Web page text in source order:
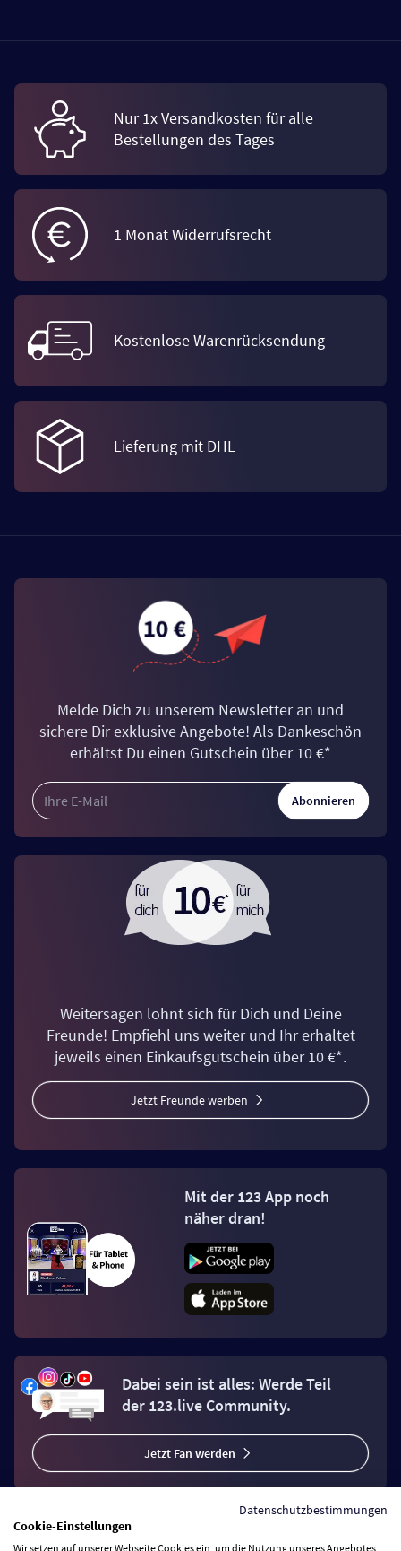
Nur 1x Versandkosten für alle
Bestellungen des Tages
1 Monat Widerrufsrecht
Kostenlose Warenrücksendung
Lieferung mit DHL
Melde Dich zu unserem Newsletter an und
sichere Dir exklusive Angebote! Als Dankeschön
erhältst Du einen Gutschein über 10 €*
Abonnieren
Weitersagen lohnt sich für Dich und Deine
Freunde! Empfiehl uns weiter und Ihr erhaltet
jeweils einen Einkaufsgutschein über 10 €*.
Jetzt Freunde werben
Mit der 123 App noch
näher dran!
Dabei sein ist alles: Werde Teil
der 123.live Community.
Jetzt Fan werden
Datenschutzbestimmungen
Cookie-Einstellungen
Wir setzen auf unserer Webseite Cookies ein, um die Nutzung unseres Angebotes